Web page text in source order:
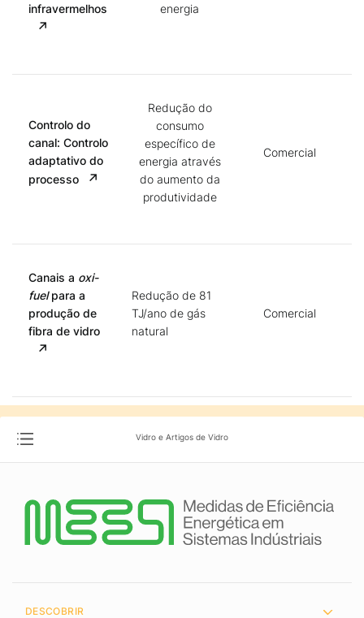
Vidro e Artigos de Vidro
infravermelhos
energia
Controlo do
canal: Controlo
adaptativo do
processo
Redução do
consumo
específico de
energia através
do aumento da
produtividade
Comercial
Canais a oxi-
fuelpara a
produção de
fibra de vidro
Redução de 81
TJ/ano de gás
natural
Comercial
DESCOBRIR